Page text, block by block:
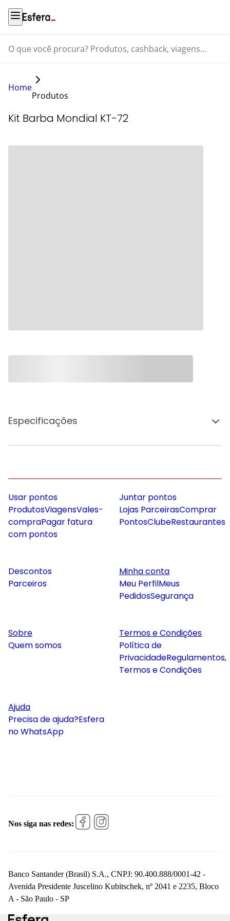
O que você procura? Produtos, cashback, viagens...
Home
Produtos
Kit Barba Mondial KT-72
Especificações
Usar pontos
ProdutosViagensVales-
compraPagar fatura
com pontos
Juntar pontos
Lojas ParceirasComprar
PontosClubeRestaurantes
Descontos
Parceiros
Minha conta
Meu PerfilMeus
PedidosSegurança
Sobre
Quem somos
Termos e Condições
Política de
PrivacidadeRegulamentos,
Termos e Condições
Ajuda
Precisa de ajuda?Esfera
no WhatsApp
Nos siga nas redes:
Banco Santander (Brasil) S.A., CNPJ: 90.400.888/0001-42 -
Avenida Presidente Juscelino Kubitschek, nº 2041 e 2235, Bloco
A - São Paulo - SP